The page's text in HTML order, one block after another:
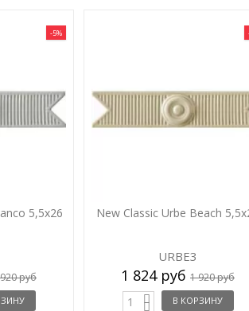
-5%
5,5x26
руб
New Classic Urbe Beach
URBE3
1 824 руб 1 920 руб
В КОРЗИНУ